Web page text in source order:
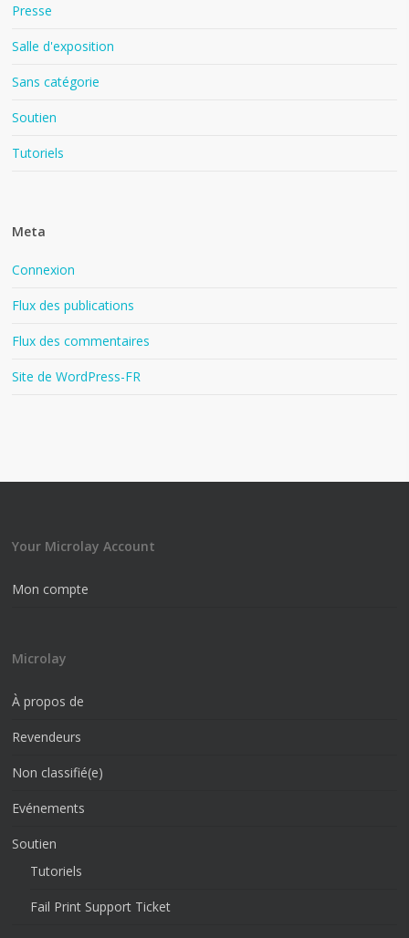
Presse
Salle d'exposition
Sans catégorie
Soutien
Tutoriels
Meta
Connexion
Flux des publications
Flux des commentaires
Site de WordPress-FR
Your Microlay Account
Mon compte
Microlay
À propos de
Revendeurs
Non classifié(e)
Evénements
Soutien
Tutoriels
Fail Print Support Ticket